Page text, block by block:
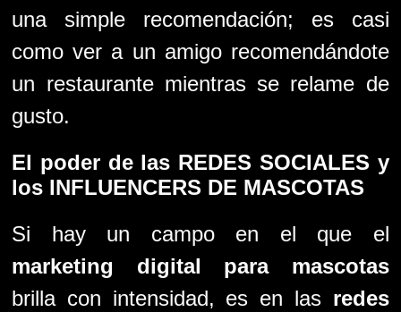
una simple recomendación; es casi
como ver a un amigo recomendándote
un restaurante mientras se relame de
gusto.
El poder de las REDES SOCIALES y
los INFLUENCERS DE MASCOTAS
Si hay un campo en el que el
marketing digital para mascotas
brilla con intensidad, es en las redes